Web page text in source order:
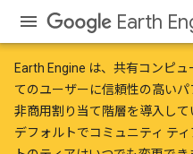
Earth
Earth Engine は、共有コンピ
てのユーザーに信頼性の高いパ
非商用割り当て階層を導入し
デフォルトでコミュニティ テ